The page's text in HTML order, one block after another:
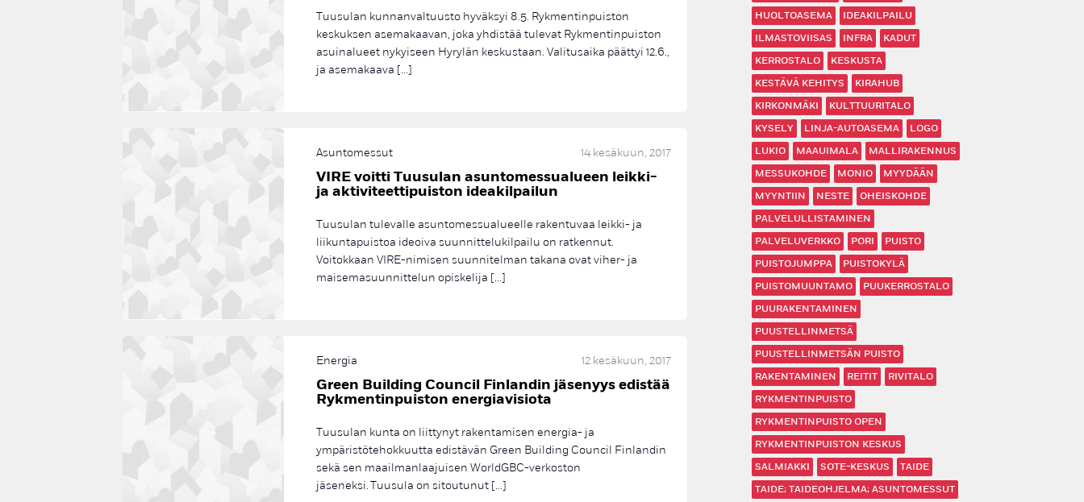
HUOLTOASEMA
IDEAKILPAILU
ILMASTOVIISAS
INFRA
KADUT
KERROSTALO
KESKUSTA
KESTÄVÄ KEHITYS
KIRAHUB
KIRKONMÄKI
KULTTUURITALO
KYSELY
LINJA-AUTOASEMA
LOGO
LUKIO
MAAUIMALA
MALLIRAKENNUS
MESSUKOHDE
MONIO
MYYDÄÄN
MYYNTIIN
NESTE
OHEISKOHDE
PALVELULLISTAMINEN
PALVELUVERKKO
PORI
PUISTO
PUISTOJUMPPA
PUISTOKYLÄ
PUISTOMUUNTAMO
PUUKERROSTALO
PUURAKENTAMINEN
PUUSTELLINMETSÄ
PUUSTELLINMETSÄN PUISTO
RAKENTAMINEN
REITIT
RIVITALO
RYKMENTINPUISTO
RYKMENTINPUISTO OPEN
RYKMENTINPUISTON KESKUS
SALMIAKKI
SOTE-KESKUS
TAIDE
TAIDE; TAIDEOHJELMA; ASUNTOMESSUT
Tuusulan kunnanvaltuusto hyväksyi 8.5. Rykmentinpuiston
keskuksen asemakaavan, joka yhdistää tulevat Rykmentinpuiston
asuinalueet nykyiseen Hyrylän keskustaan. Valitusaika päättyi 12.6.,
ja asemakaava […]
Asuntomessut 14 kesäkuun, 2017
VIRE voitti Tuusulan asuntomessualueen leikki-
ja aktiviteettipuiston ideakilpailun
Tuusulan tulevalle asuntomessualueelle rakentuvaa leikki- ja
liikuntapuistoa ideoiva suunnittelukilpailu on ratkennut.
Voitokkaan VIRE-nimisen suunnitelman takana ovat viher- ja
maisemasuunnittelun opiskelija […]
Energia 12 kesäkuun, 2017
Green Building Council Finlandin jäsenyys edistää
Rykmentinpuiston energiavisiota
Tuusulan kunta on liittynyt rakentamisen energia- ja
ympäristötehokkuutta edistävän Green Building Council Finlandin
sekä sen maailmanlaajuisen WorldGBC-verkoston
jäseneksi. Tuusula on sitoutunut […]